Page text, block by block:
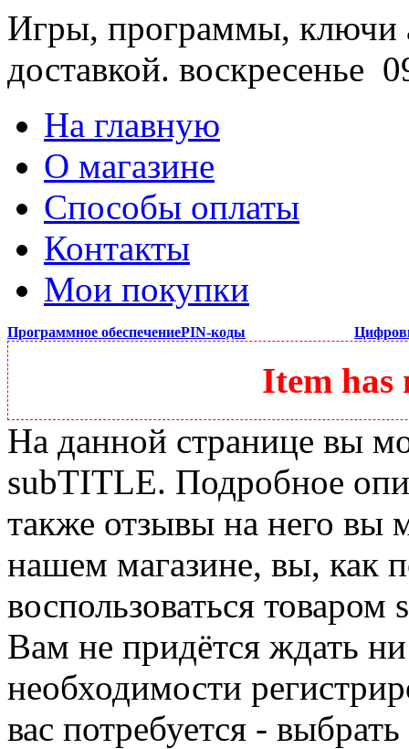
Игры, программы, ключи
доставкой. воскресенье
На главную
О магазине
Способы оплаты
Контакты
Мои покупки
Программное обеспечениеPIN-коды
Item has
На данной странице вы
subTITLE. Подробное
также отзывы на него вы
нашем магазине, вы, как
воспользоваться
Вам не придётся ждать
необходимости
вас потребуется -